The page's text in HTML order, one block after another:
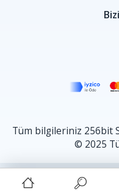
Tüm bilgileriniz 256bit
© 2025